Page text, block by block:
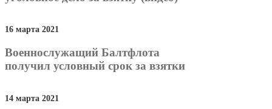
16 марта 2021
Военнослужащий Балтфлота
получил условный срок за взятки
14 марта 2021